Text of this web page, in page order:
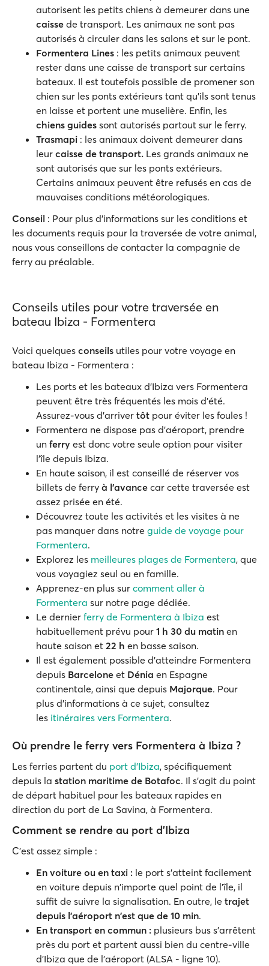
autorisent les petits chiens à demeurer dans une
caisse de transport. Les animaux ne sont pas
autorisés à circuler dans les salons et sur le pont.
Formentera Lines : les petits animaux peuvent
rester dans une caisse de transport sur certains
bateaux. Il est toutefois possible de promener son
chien sur les ponts extérieurs tant qu'ils sont tenus
en laisse et portent une muselière. Enfin, les
chiens guides sont autorisés partout sur le ferry.
Trasmapi : les animaux doivent demeurer dans
leur caisse de transport. Les grands animaux ne
sont autorisés que sur les ponts extérieurs.
Certains animaux peuvent être refusés en cas de
mauvaises conditions météorologiques.
Conseil : Pour plus d'informations sur les conditions et
les documents requis pour la traversée de votre animal,
nous vous conseillons de contacter la compagnie de
ferry au préalable.
Conseils utiles pour votre traversée en
bateau Ibiza - Formentera
Voici quelques conseils utiles pour votre voyage en
bateau Ibiza - Formentera :
Les ports et les bateaux d'Ibiza vers Formentera
peuvent être très fréquentés les mois d'été.
Assurez-vous d'arriver tôt pour éviter les foules !
Formentera ne dispose pas d'aéroport, prendre
un ferry est donc votre seule option pour visiter
l'île depuis Ibiza.
En haute saison, il est conseillé de réserver vos
billets de ferry à l'avance car cette traversée est
assez prisée en été.
Découvrez toute les activités et les visites à ne
pas manquer dans notre guide de voyage pour
Formentera.
Explorez les meilleures plages de Formentera, que
vous voyagiez seul ou en famille.
Apprenez-en plus sur comment aller à
Formentera sur notre page dédiée.
Le dernier ferry de Formentera à Ibiza est
habituellement prévu pour 1 h 30 du matin en
haute saison et 22 h en basse saison.
Il est également possible d'atteindre Formentera
depuis Barcelone et Dénia en Espagne
continentale, ainsi que depuis Majorque. Pour
plus d'informations à ce sujet, consultez
les itinéraires vers Formentera.
Où prendre le ferry vers Formentera à Ibiza ?
Les ferries partent du port d'Ibiza, spécifiquement
depuis la station maritime de Botafoc. Il s'agit du point
de départ habituel pour les bateaux rapides en
direction du port de La Savina, à Formentera.
Comment se rendre au port d'Ibiza
C'est assez simple :
En voiture ou en taxi : le port s'atteint facilement
en voiture depuis n'importe quel point de l'île, il
suffit de suivre la signalisation. En outre, le trajet
depuis l'aéroport n'est que de 10 min.
En transport en commun : plusieurs bus s'arrêtent
près du port et partent aussi bien du centre-ville
d'Ibiza que de l'aéroport (ALSA - ligne 10).